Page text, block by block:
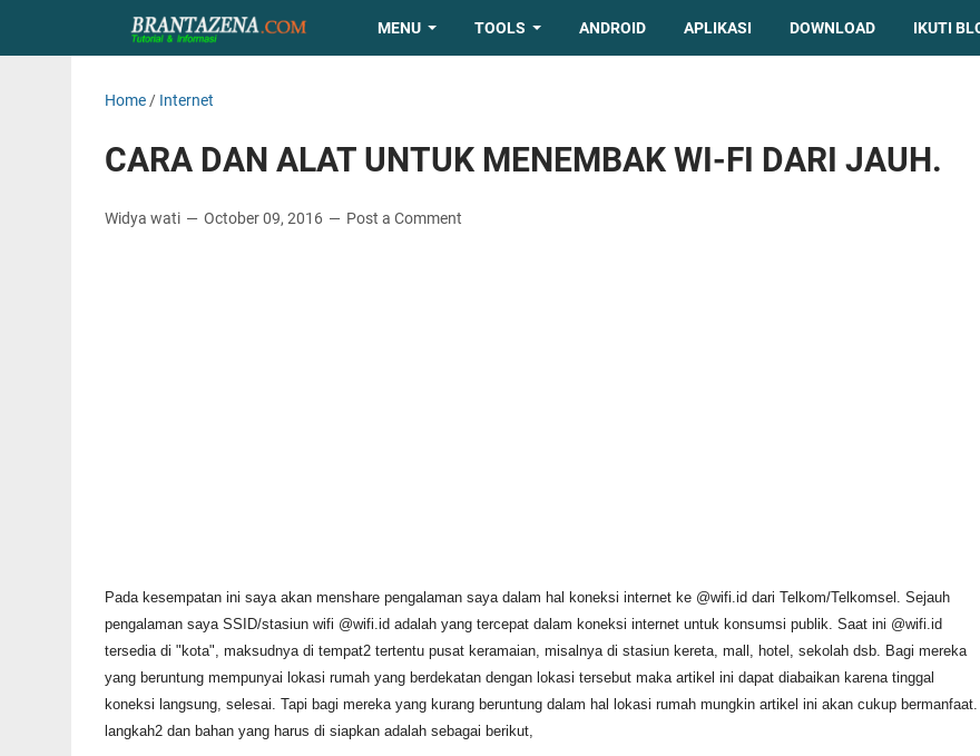
MENU TOOLS ANDROID APLIKASI DOWNLOAD IKUTI
Home / Internet
CARA DAN ALAT UNTUK MENEMBAK WI-FI DARI JAUH.
Widya wati October 09, 2016 Post a Comment
Pada kesempatan ini saya akan menshare pengalaman saya dalam hal koneksi internet ke @wifi.id dari Telkom/Telkomsel. Sejauh
pengalaman saya SSID/stasiun wifi @wifi.id adalah yang tercepat dalam koneksi internet untuk konsumsi publik. Saat ini @wifi.id
tersedia di "kota", maksudnya di tempat2 tertentu pusat keramaian, misalnya di stasiun kereta, mall, hotel, sekolah dsb. Bagi mereka
yang beruntung mempunyai lokasi rumah yang berdekatan dengan lokasi tersebut maka artikel ini dapat diabaikan karena tinggal
koneksi langsung, selesai. Tapi bagi mereka yang kurang beruntung dalam hal lokasi rumah mungkin artikel ini akan cukup bermanfaat.
langkah2 dan bahan yang harus di siapkan adalah sebagai berikut,